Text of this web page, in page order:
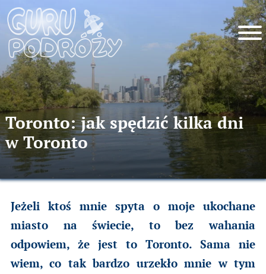
Toronto: jak spędzić kilka dni
w Toronto
Jeżeli ktoś mnie spyta o moje ukochane
miasto na świecie, to bez wahania
odpowiem, że jest to Toronto. Sama nie
wiem, co tak bardzo urzekło mnie w tym